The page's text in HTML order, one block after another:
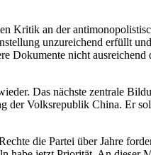
Kritik an der
unzureichend erfüllt
Dokumente nicht
Das nächste zentrale
der Volksrepublik China. Er
die Partei über Jahre